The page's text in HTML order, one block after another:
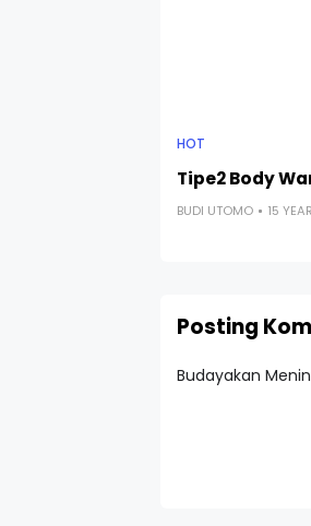
HOT
Tipe2 Body
BUDI UTOMO 15
Posting
Budayakan